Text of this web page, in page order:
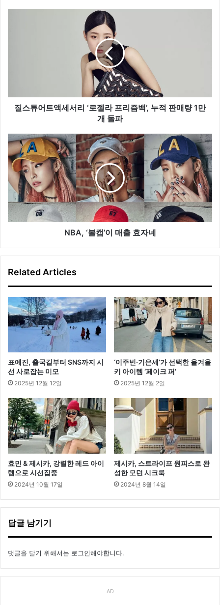
리
라
프
리
즘
백
적
만
파
질스튜어트액세서리 ‘로젤라 프리즘백’, 누적 판매량 1만
개 돌파
N
B
A
,
‘
볼
캡
’
이
네
NBA, ‘볼캡’이 매출 효자네
Related Articles
표예진, 출국길부터 SNS까지 시
선 사로잡는 미모
2025년 12월 12일
‘이주빈·기은세’가 선택한 올겨울
키 아이템 ‘페이크 퍼’
2025년 12월 2일
효민 & 제시카, 강렬한 레드 아이
템으로 시선집중
2024년 10월 17일
제시카, 스트라이프 원피스로 완
성한 모던 시크룩
2024년 8월 14일
답글 남기기
댓글을 달기 위해서는 로그인해야합니다.
AD